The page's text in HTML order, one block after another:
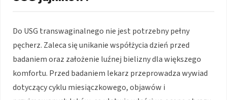
Do USG transwaginalnego nie jest potrzebny pełny
pęcherz. Zaleca się unikanie współżycia dzień przed
badaniem oraz założenie luźnej bielizny dla większego
komfortu. Przed badaniem lekarz przeprowadza wywiad
dotyczący cyklu miesiączkowego, objawów i